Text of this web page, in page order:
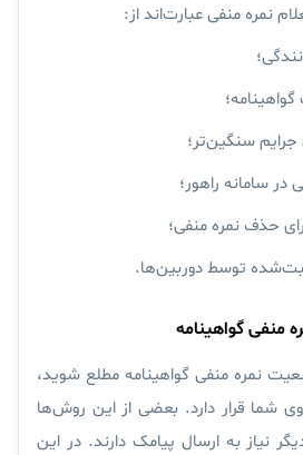
نمره منفی عبارت‌اند از:
جرایم سنگین‌تر؛
در سامانه راهور؛
حذف نمره منفی؛
توسط دوربین‌ها.
منفی گواهینامه
نمره منفی گواهینامه مطلع شوید،
شما قرار دارد. بعضی از این روش‌ها
نیاز به ارسال پیامک دارند.در این